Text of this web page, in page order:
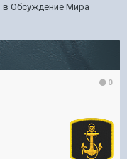
в Обсуждение Мира
0